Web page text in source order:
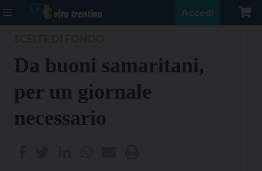
Accedi
Da buoni samaritani,
per un giornale
necessario